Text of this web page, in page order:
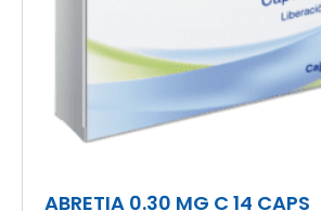
ABRETIA 0.30 MG C 14 CAPS